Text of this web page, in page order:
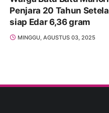
Penjara 20 Tahun
siap Edar 6,36 gram
MINGGU, AGUSTUS 03, 2025